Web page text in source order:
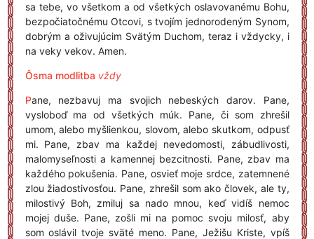
sa tebe, vo všetkom a od všetkých oslavovanému Bohu,
bezpočiatočnému Otcovi, s tvojím jednorodeným Synom,
dobrým a oživujúcim Svätým Duchom, teraz i vždycky, i
na veky vekov. Amen.
Ôsma modlitba vždy
Pane, nezbavuj ma svojich nebeských darov. Pane,
vysloboď ma od všetkých múk. Pane, či som zhrešil
umom, alebo myšlienkou, slovom, alebo skutkom, odpusť
mi. Pane, zbav ma každej nevedomosti, zábudlivosti,
malomyseľnosti a kamennej bezcitnosti. Pane, zbav ma
každého pokušenia. Pane, osvieť moje srdce, zatemnené
zlou žiadostivosťou. Pane, zhrešil som ako človek, ale ty,
milostivý Boh, zmiluj sa nado mnou, keď vidíš nemoc
mojej duše. Pane, zošli mi na pomoc svoju milosť, aby
som oslávil tvoje sväté meno. Pane, Ježišu Kriste, vpíš